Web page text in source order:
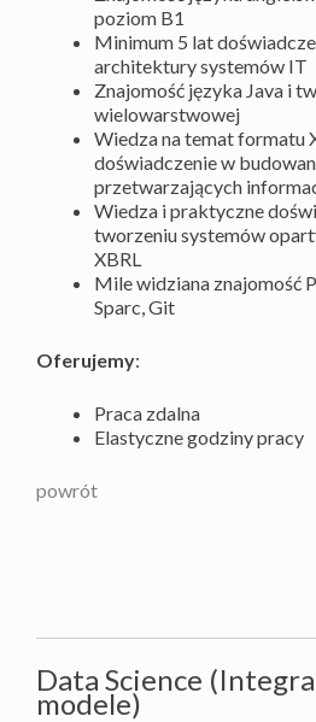
poziom B1
Minimum 5 lat
architektury systemów IT
Znajomość języka Java i
wielowarstwowej
Wiedza na temat formatu
doświadczenie w
przetwarzających
Wiedza i praktyczne
tworzeniu systemów
XBRL
Mile widziana znajomość
Sparc, Git
Oferujemy:
Praca zdalna
Elastyczne godziny pracy
powrót
Data Science
modele)